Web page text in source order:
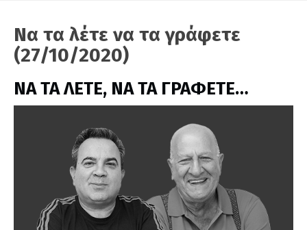
Να τα λέτε να τα γράφετε
(27/10/2020)
ΝΑ ΤΑ ΛΕΤΕ, ΝΑ ΤΑ ΓΡΑΦΕΤΕ…